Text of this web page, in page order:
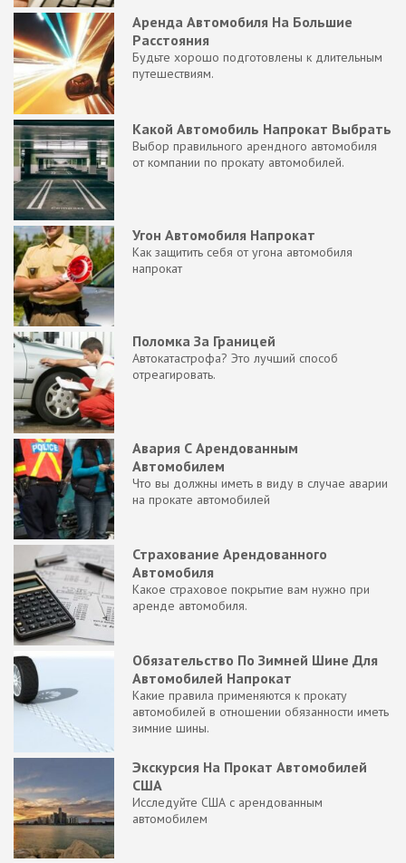
Аренда Автомобиля На Большие
Расстояния
Будьте хорошо подготовлены к длительным
путешествиям.
Какой Автомобиль Напрокат Выбрать
Выбор правильного арендного автомобиля
от компании по прокату автомобилей.
Угон Автомобиля Напрокат
Как защитить себя от угона автомобиля
напрокат
Поломка За Границей
Автокатастрофа? Это лучший способ
отреагировать.
Авария С Арендованным
Автомобилем
Что вы должны иметь в виду в случае аварии
на прокате автомобилей
Страхование Арендованного
Автомобиля
Какое страховое покрытие вам нужно при
аренде автомобиля.
Обязательство По Зимней Шине Для
Автомобилей Напрокат
Какие правила применяются к прокату
автомобилей в отношении обязанности иметь
зимние шины.
Экскурсия На Прокат Автомобилей
США
Исследуйте США с арендованным
автомобилем